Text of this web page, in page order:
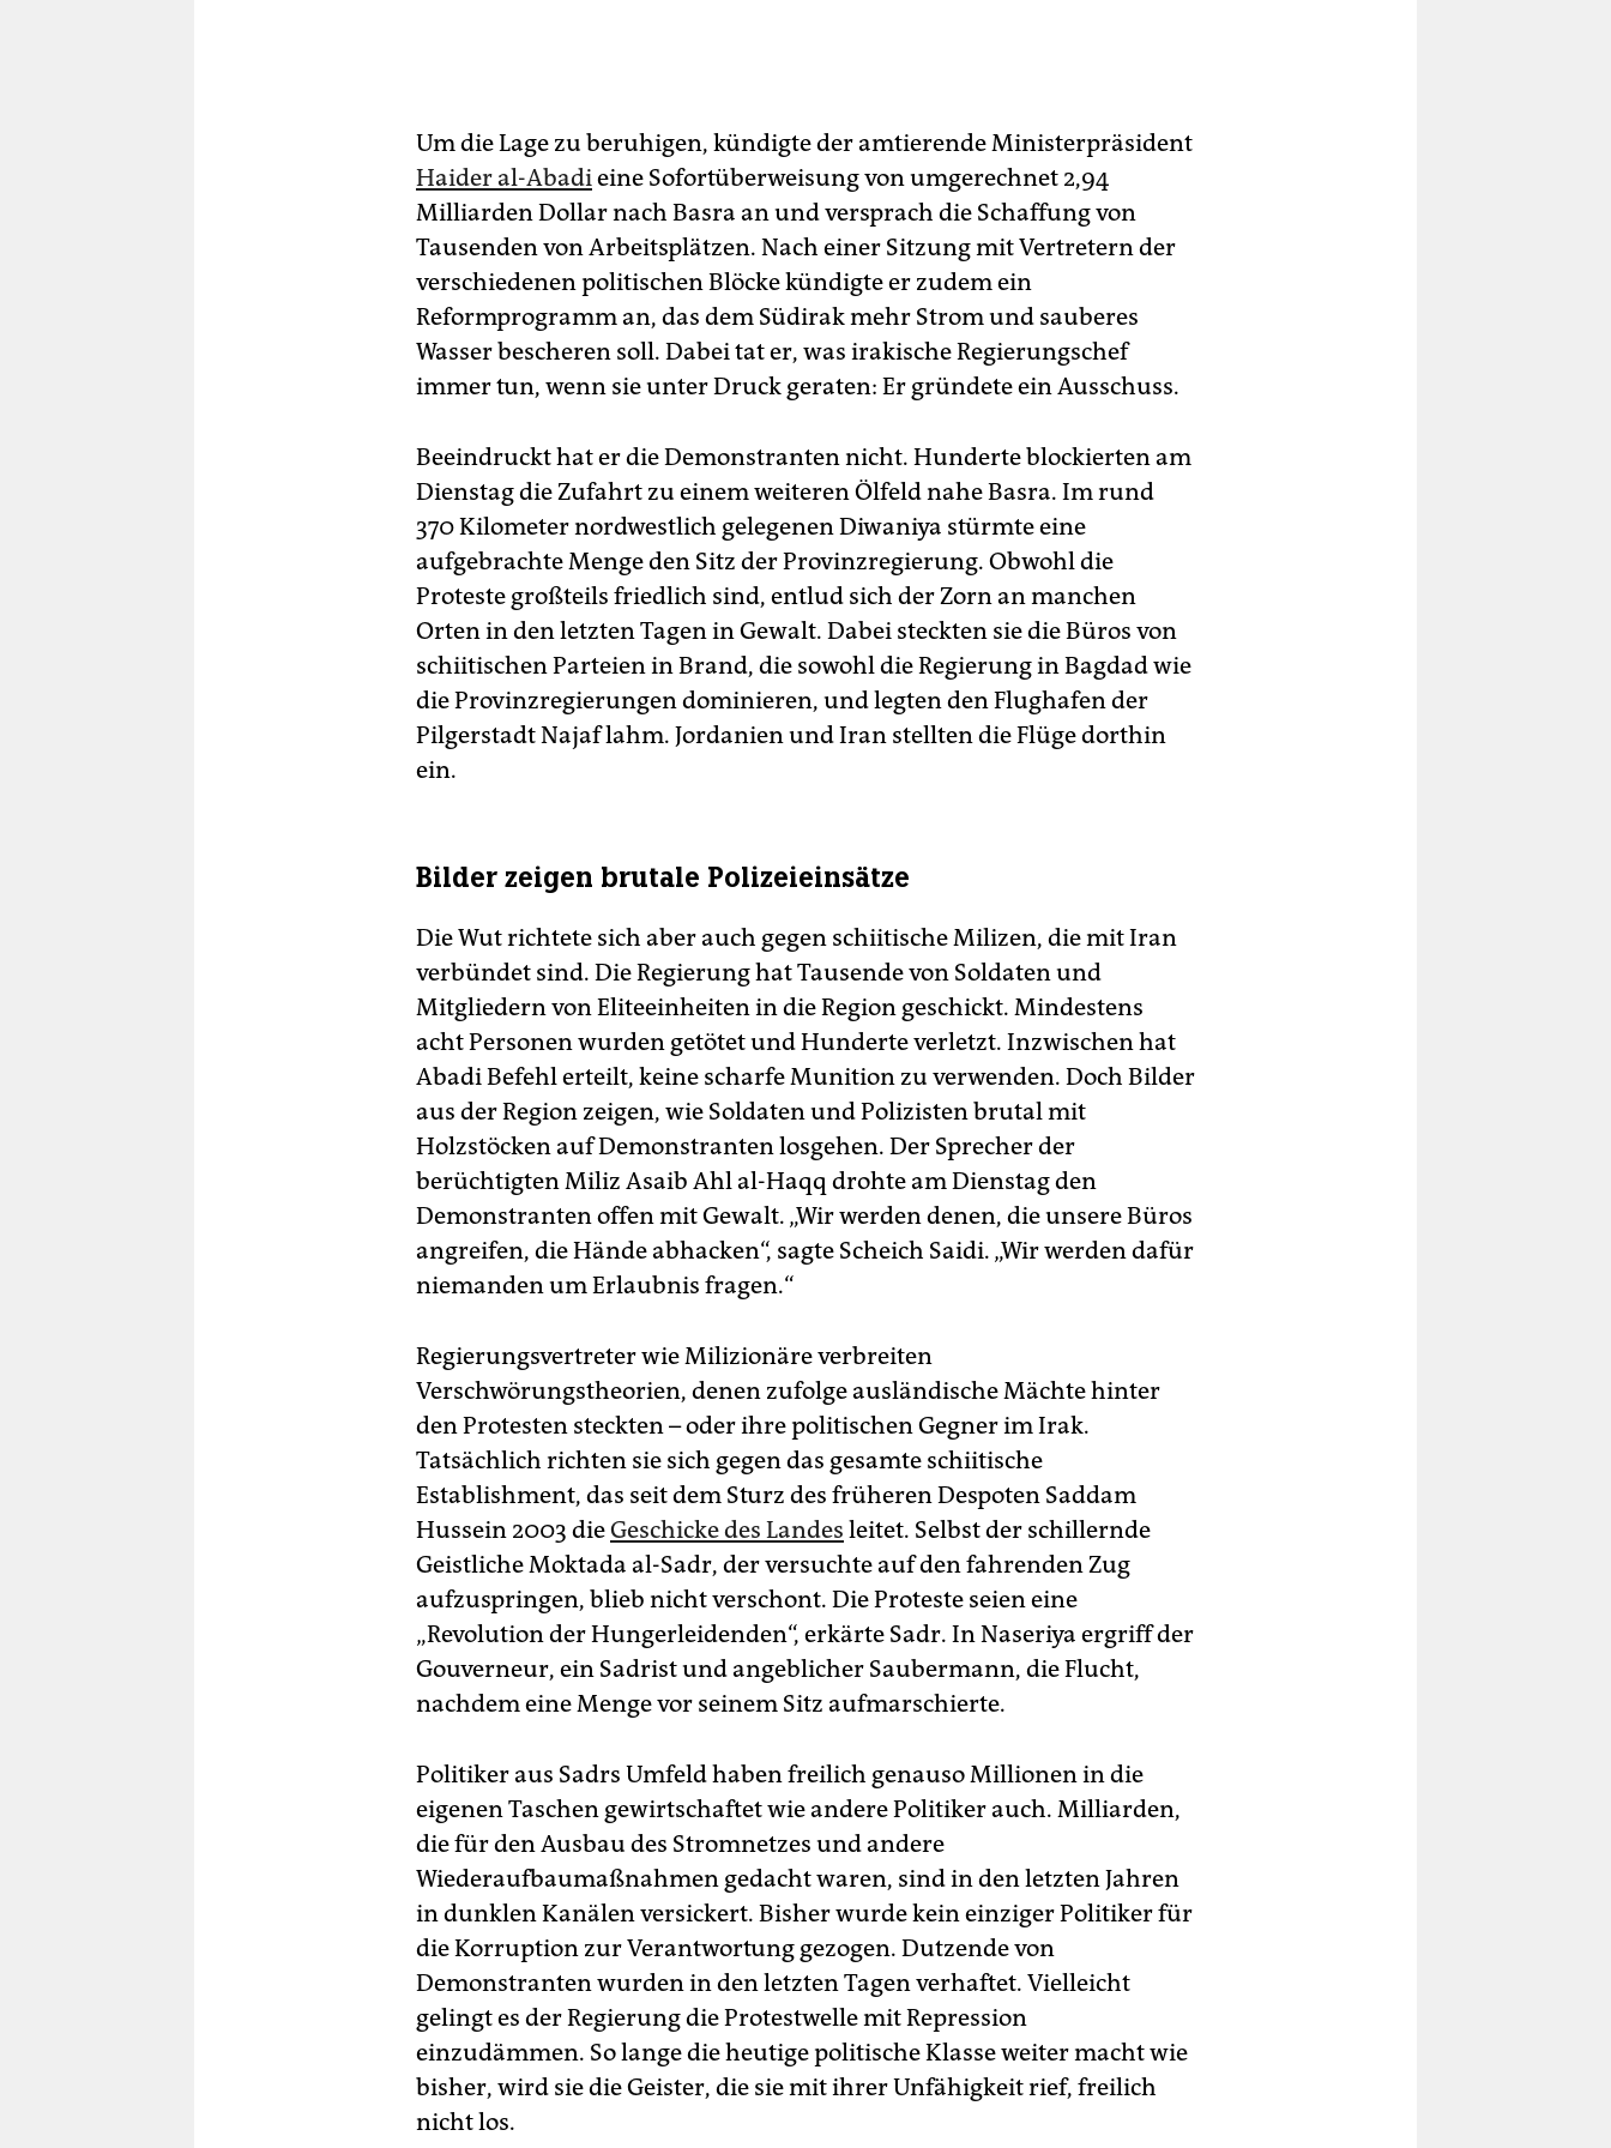
Um die Lage zu beruhigen, kündigte der amtierende Ministerpräsident
Haider al-Abadieine Sofortüberweisung von umgerechnet 2,94
Milliarden Dollar nach Basra an und versprach die Schaffung von
Tausenden von Arbeitsplätzen. Nach einer Sitzung mit Vertretern der
verschiedenen politischen Blöcke kündigte er zudem ein
Reformprogramm an, das dem Südirak mehr Strom und sauberes
Wasser bescheren soll. Dabei tat er, was irakische Regierungschef
immer tun, wenn sie unter Druck geraten: Er gründete ein Ausschuss.
Beeindruckt hat er die Demonstranten nicht. Hunderte blockierten am
Dienstag die Zufahrt zu einem weiteren Ölfeld nahe Basra. Im rund
370 Kilometer nordwestlich gelegenen Diwaniya stürmte eine
aufgebrachte Menge den Sitz der Provinzregierung. Obwohl die
Proteste großteils friedlich sind, entlud sich der Zorn an manchen
Orten in den letzten Tagen in Gewalt. Dabei steckten sie die Büros von
schiitischen Parteien in Brand, die sowohl die Regierung in Bagdad wie
die Provinzregierungen dominieren, und legten den Flughafen der
Pilgerstadt Najaf lahm. Jordanien und Iran stellten die Flüge dorthin
ein.
Bilder zeigen brutale Polizeieinsätze
Die Wut richtete sich aber auch gegen schiitische Milizen, die mit Iran
verbündet sind. Die Regierung hat Tausende von Soldaten und
Mitgliedern von Eliteeinheiten in die Region geschickt. Mindestens
acht Personen wurden getötet und Hunderte verletzt. Inzwischen hat
Abadi Befehl erteilt, keine scharfe Munition zu verwenden. Doch Bilder
aus der Region zeigen, wie Soldaten und Polizisten brutal mit
Holzstöcken auf Demonstranten losgehen. Der Sprecher der
berüchtigten Miliz Asaib Ahl al-Haqq drohte am Dienstag den
Demonstranten offen mit Gewalt. „Wir werden denen, die unsere Büros
angreifen, die Hände abhacken“, sagte Scheich Saidi. „Wir werden dafür
niemanden um Erlaubnis fragen.“
Regierungsvertreter wie Milizionäre verbreiten
Verschwörungstheorien, denen zufolge ausländische Mächte hinter
den Protesten steckten – oder ihre politischen Gegner im Irak.
Tatsächlich richten sie sich gegen das gesamte schiitische
Establishment, das seit dem Sturz des früheren Despoten Saddam
Hussein 2003 dieGeschicke des Landes leitet. Selbst der schillernde
Geistliche Moktada al-Sadr, der versuchte auf den fahrenden Zug
aufzuspringen, blieb nicht verschont. Die Proteste seien eine
„Revolution der Hungerleidenden“, erkärte Sadr. In Naseriya ergriff der
Gouverneur, ein Sadrist und angeblicher Saubermann, die Flucht,
nachdem eine Menge vor seinem Sitz aufmarschierte.
Politiker aus Sadrs Umfeld haben freilich genauso Millionen in die
eigenen Taschen gewirtschaftet wie andere Politiker auch. Milliarden,
die für den Ausbau des Stromnetzes und andere
Wiederaufbaumaßnahmen gedacht waren, sind in den letzten Jahren
in dunklen Kanälen versickert. Bisher wurde kein einziger Politiker für
die Korruption zur Verantwortung gezogen. Dutzende von
Demonstranten wurden in den letzten Tagen verhaftet. Vielleicht
gelingt es der Regierung die Protestwelle mit Repression
einzudämmen. So lange die heutige politische Klasse weiter macht wie
bisher, wird sie die Geister, die sie mit ihrer Unfähigkeit rief, freilich
nicht los.